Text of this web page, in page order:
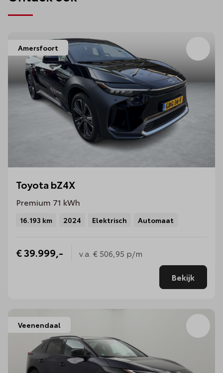
Amersfoort
Toyota bZ4X
Premium 71 kWh
16.193 km 2024 Elektrisch Automaat
€ 39.999,- v.a. € 506,95 p/m
Bekijk
Veenendaal